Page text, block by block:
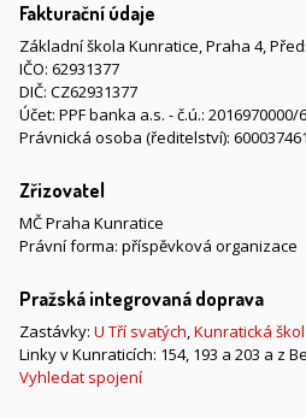
Fakturační údaje
Základní škola Kunratice, Praha 4,
IČO: 62931377
DIČ: CZ62931377
Účet: PPF banka a.s. - č.ú.: 2016970000/
Právnická osoba (ředitelství): 600037461
Zřizovatel
MČ Praha Kunratice
Právní forma: příspěvková organizace
Pražská integrovaná doprava
Zastávky: U Tří svatých,Kunratická
Linky v Kunraticích: 154, 193 a 203 a z
Vyhledat spojení